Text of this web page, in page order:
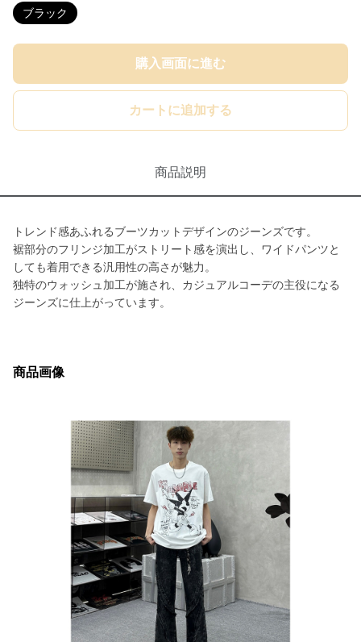
ブラック
購入画面に進む
カートに追加する
商品説明
トレンド感あふれるブーツカットデザインのジーンズです。
裾部分のフリンジ加工がストリート感を演出し、ワイドパンツと
しても着用できる汎用性の高さが魅力。
独特のウォッシュ加工が施され、カジュアルコーデの主役になる
ジーンズに仕上がっています。
商品画像